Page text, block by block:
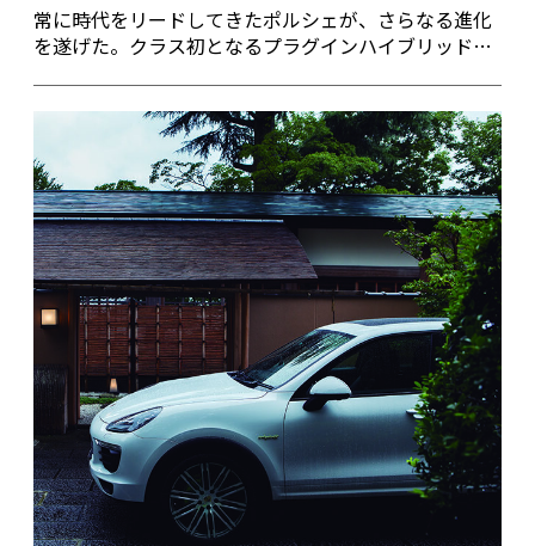
常に時代をリードしてきたポルシェが、さらなる進化
を遂げた。クラス初となるプラグインハイブリッドシ